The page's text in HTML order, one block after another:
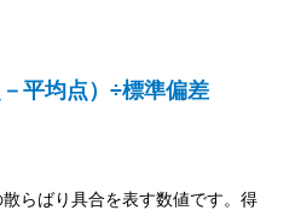
平均点）÷標準偏差
散らばり具合を表す数値です。得